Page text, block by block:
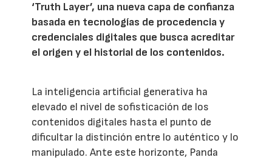
‘Truth Layer’, una nueva capa de confianza
basada en tecnologías de procedencia y
credenciales digitales que busca acreditar
el origen y el historial de los contenidos.
La inteligencia artificial generativa ha
elevado el nivel de sofisticación de los
contenidos digitales hasta el punto de
dificultar la distinción entre lo auténtico y lo
manipulado. Ante este horizonte, Panda